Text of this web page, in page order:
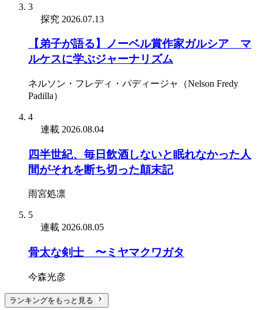
3
探究 2026.07.13
【弟子が語る】ノーベル賞作家ガルシア゠マ
ルケスに学ぶジャーナリズム
ネルソン・フレディ・パディージャ（Nelson Fredy
Padilla）
4
連載 2026.08.04
四半世紀、毎日飲酒しないと眠れなかった人
間がそれを断ち切った顛末記
雨宮処凛
5
連載 2026.08.05
骨太な剣士 〜ミヤマクワガタ
今森光彦
ランキングをもっと見る